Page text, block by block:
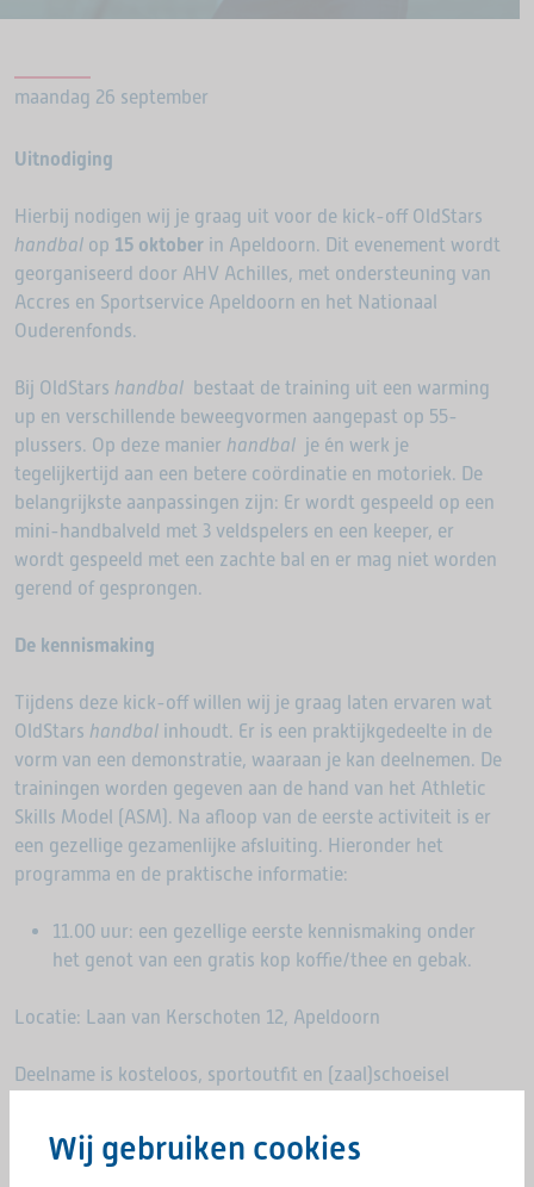
maandag 26 september
Uitnodiging
Hierbij nodigen wij je graag uit voor de kick-off OldStars
handbal op 15 oktober in Apeldoorn. Dit evenement wordt
georganiseerd door AHV Achilles, met ondersteuning van
Accres en Sportservice Apeldoorn en het Nationaal
Ouderenfonds.
Bij OldStars handbal bestaat de training uit een warming
up en verschillende beweegvormen aangepast op 55-
plussers. Op deze manier handbal je én werk je
tegelijkertijd aan een betere coördinatie en motoriek. De
belangrijkste aanpassingen zijn: Er wordt gespeeld op een
mini-handbalveld met 3 veldspelers en een keeper, er
wordt gespeeld met een zachte bal en er mag niet worden
gerend of gesprongen.
De kennismaking
Tijdens deze kick-off willen wij je graag laten ervaren wat
OldStars handbal inhoudt. Er is een praktijkgedeelte in de
vorm van een demonstratie, waaraan je kan deelnemen. De
trainingen worden gegeven aan de hand van het Athletic
Skills Model (ASM). Na afloop van de eerste activiteit is er
een gezellige gezamenlijke afsluiting. Hieronder het
programma en de praktische informatie:
11.00 uur: een gezellige eerste kennismaking onder
het genot van een gratis kop koffie/thee en gebak.
Locatie: Laan van Kerschoten 12, Apeldoorn
Deelname is kosteloos, sportoutfit en (zaal)schoeisel
Aanmelden & info
Wij gebruiken cookies